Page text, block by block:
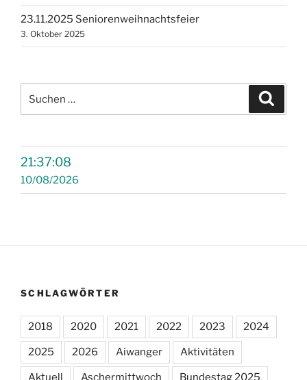
23.11.2025 Seniorenweihnachtsfeier
3. Oktober 2025
nach:
21:37:09
10/08/2026
SCHLAGWÖRTER
2018 2020 2021 2022 2023 2024
2025 2026 Aiwanger Aktivitäten
Aktuell Aschermittwoch Bundestag 2025